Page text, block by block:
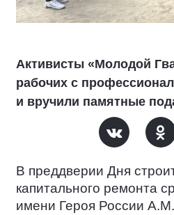
Активисты «Молодой
рабочих с
и вручили памятные
В преддверии Дня
капитального ремонта
имени Героя России